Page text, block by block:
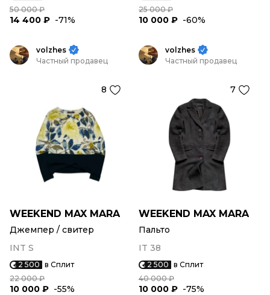
50 000 ₽
14 400 ₽ -71%
25 000 ₽
10 000 ₽ -60%
volzhes
Частный продавец
8
WEEKEND MAX MARA
Джемпер / свитер
INT S
2 500 в Сплит
22 000 ₽
10 000 ₽ -55%
volzhes
Частный продавец
7
WEEKEND MAX MARA
Пальто
IT 38
2 500 в Сплит
40 000 ₽
10 000 ₽ -75%